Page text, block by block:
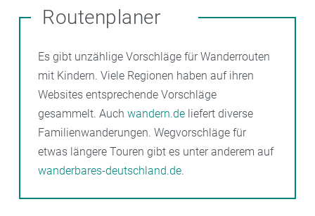
Routenplaner
Es gibt unzählige Vorschläge für Wanderrouten
mit Kindern. Viele Regionen haben auf ihren
Websites entsprechende Vorschläge
gesammelt. Auch wandern.de liefert diverse
Familienwanderungen. Wegvorschläge für
etwas längere Touren gibt es unter anderem auf
wanderbares-deutschland.de.